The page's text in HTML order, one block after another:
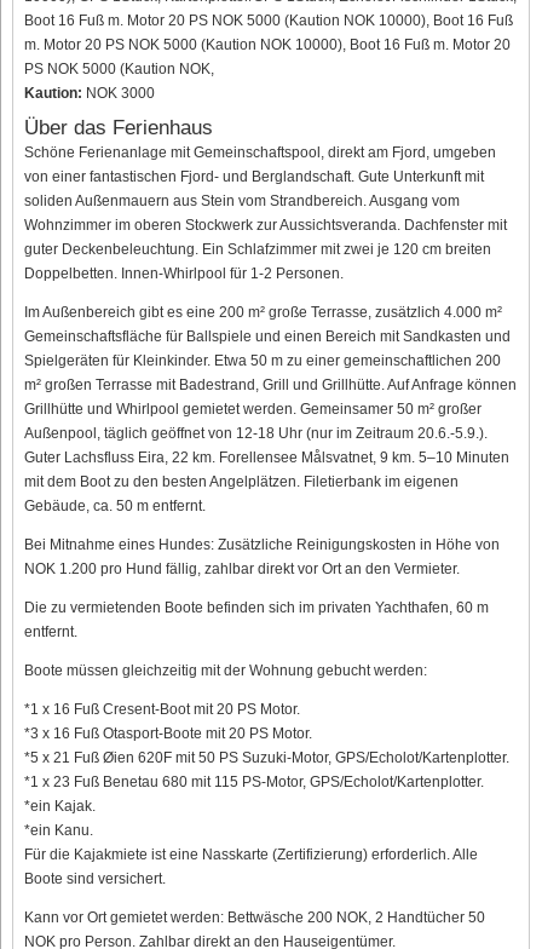
Boot 16 Fuß m. Motor 20 PS NOK 5000 (Kaution NOK 10000), Boot 16 Fuß
m. Motor 20 PS NOK 5000 (Kaution NOK 10000), Boot 16 Fuß m. Motor 20
PS NOK 5000 (Kaution NOK,
Kaution: NOK 3000
Über das Ferienhaus
Schöne Ferienanlage mit Gemeinschaftspool, direkt am Fjord, umgeben
von einer fantastischen Fjord- und Berglandschaft. Gute Unterkunft mit
soliden Außenmauern aus Stein vom Strandbereich. Ausgang vom
Wohnzimmer im oberen Stockwerk zur Aussichtsveranda. Dachfenster mit
guter Deckenbeleuchtung. Ein Schlafzimmer mit zwei je 120 cm breiten
Doppelbetten. Innen-Whirlpool für 1-2 Personen.
Im Außenbereich gibt es eine 200 m² große Terrasse, zusätzlich 4.000 m²
Gemeinschaftsfläche für Ballspiele und einen Bereich mit Sandkasten und
Spielgeräten für Kleinkinder. Etwa 50 m zu einer gemeinschaftlichen 200
m² großen Terrasse mit Badestrand, Grill und Grillhütte. Auf Anfrage können
Grillhütte und Whirlpool gemietet werden. Gemeinsamer 50 m² großer
Außenpool, täglich geöffnet von 12-18 Uhr (nur im Zeitraum 20.6.-5.9.).
Guter Lachsfluss Eira, 22 km. Forellensee Målsvatnet, 9 km. 5–10 Minuten
mit dem Boot zu den besten Angelplätzen. Filetierbank im eigenen
Gebäude, ca. 50 m entfernt.
Bei Mitnahme eines Hundes: Zusätzliche Reinigungskosten in Höhe von
NOK 1.200 pro Hund fällig, zahlbar direkt vor Ort an den Vermieter.
Die zu vermietenden Boote befinden sich im privaten Yachthafen, 60 m
entfernt.
Boote müssen gleichzeitig mit der Wohnung gebucht werden:
*1 x 16 Fuß Cresent-Boot mit 20 PS Motor.
*3 x 16 Fuß Otasport-Boote mit 20 PS Motor.
*5 x 21 Fuß Øien 620F mit 50 PS Suzuki-Motor, GPS/Echolot/Kartenplotter.
*1 x 23 Fuß Benetau 680 mit 115 PS-Motor, GPS/Echolot/Kartenplotter.
*ein Kajak.
*ein Kanu.
Für die Kajakmiete ist eine Nasskarte (Zertifizierung) erforderlich. Alle
Boote sind versichert.
Kann vor Ort gemietet werden: Bettwäsche 200 NOK, 2 Handtücher 50
NOK pro Person. Zahlbar direkt an den Hauseigentümer.